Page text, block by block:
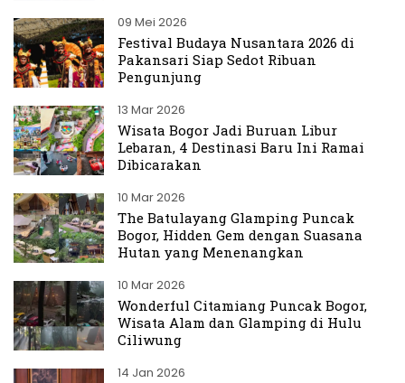
09 Mei 2026
Festival Budaya Nusantara 2026 di
Pakansari Siap Sedot Ribuan
Pengunjung
13 Mar 2026
Wisata Bogor Jadi Buruan Libur
Lebaran, 4 Destinasi Baru Ini Ramai
Dibicarakan
10 Mar 2026
The Batulayang Glamping Puncak
Bogor, Hidden Gem dengan Suasana
Hutan yang Menenangkan
10 Mar 2026
Wonderful Citamiang Puncak Bogor,
Wisata Alam dan Glamping di Hulu
Ciliwung
14 Jan 2026